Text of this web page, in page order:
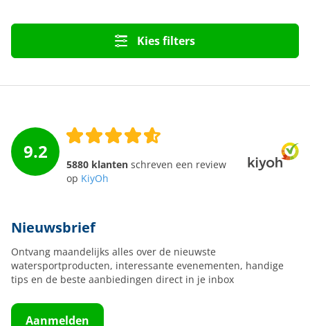
Kies filters
9.2
5880 klanten schreven een review
op KiyOh
Nieuwsbrief
Ontvang maandelijks alles over de nieuwste
watersportproducten, interessante evenementen, handige
tips en de beste aanbiedingen direct in je inbox
Aanmelden